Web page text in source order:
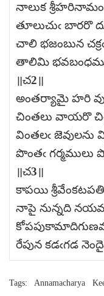
నాలుక శ్రీహరినామం
తూలుచుఁ బారరొ
చాలి భజంబున
తాలిమి
॥చ2॥
అంతర్యామై హరి
చింతలు వాయరొ
వింతలఁ జెవులను
పొంతఁ గర్మములు
॥చ3॥
కాపయి
నాపై నున్నది
రేపున కడఁగడ
Tags: Annamacharya